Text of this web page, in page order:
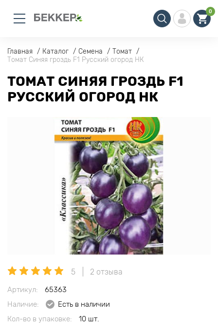
0
Главная Каталог Семена
Томат
Томат Синяя гроздь F1 Русский огород НК
ТОМАТ СИНЯЯ ГРОЗДЬ F1
РУССКИЙ ОГОРОД НК
5 2 отзыва
Артикул:
65363
Наличие:
Есть в наличии
Кол-во в упаковке:
10 шт.